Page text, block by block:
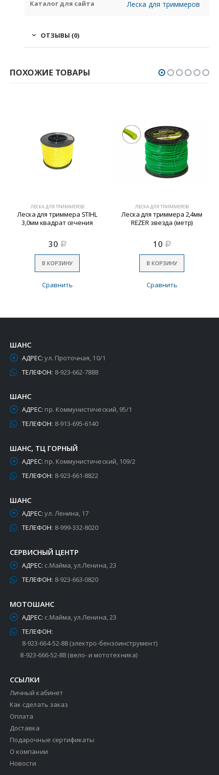
Каталог для сайта Леска для триммеров
ОТЗЫВЫ (0)
ПОХОЖИЕ ТОВАРЫ
ЛЕСКА ДЛЯ ТРИММЕРОВ
Леска для триммера STIHL
3,0мм квадрат сечения
30 Р
В КОРЗИНУ
Сравнить
ЛЕСКА ДЛЯ ТРИММЕРОВ
Леска для триммера 2,4мм
REZER звезда (метр)
10 Р
В КОРЗИНУ
Сравнить
ШАНС
АДРЕС: ул. Проточная, 10/1
ТЕЛЕФОН: 8-923-662-7888
ШАНС
АДРЕС: пр. Коммунистический, 95/1
ТЕЛЕФОН: 8-913-695-6140
ШАНС, ТЦ ГОРНЫЙ
АДРЕС: пр. Коммунистический, 109/2
ТЕЛЕФОН: 8-923-661-8822
ШАНС
АДРЕС: ул. Ленина, 17
ТЕЛЕФОН: 8-999-332-8020
СЕРВИСНЫЙ ЦЕНТР
АДРЕС: с.Майма, ул.Ленина, 23
ТЕЛЕФОН: 8-923-663-0820
МОТОШАНС
АДРЕС: с.Майма, ул.Ленина, 23
ТЕЛЕФОН:
8-923-664-52-88 (электро-бензоинструмент)
8-923-666-52-88 (вело- и мототехника)
ССЫЛКИ
Личный кабинет
Как сделать заказ
Оплата
Доставка
Подарочные сертификаты
О компании
Новости